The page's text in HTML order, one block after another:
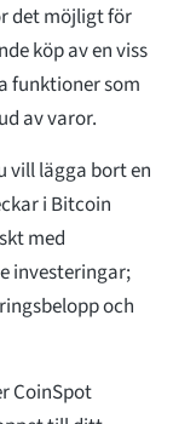
det möjligt för
köp av en viss
funktioner som
av varor.
vill lägga bort en
i Bitcoin
med
investeringar;
och
CoinSpot